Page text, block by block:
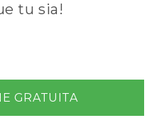
tu sia!
GRATUITA